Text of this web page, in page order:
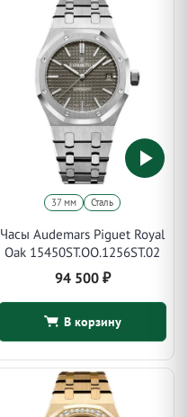
37 мм Сталь
Часы Audemars Piguet Royal
Oak 15450ST.OO.1256ST.02
94 500 ₽
В корзину